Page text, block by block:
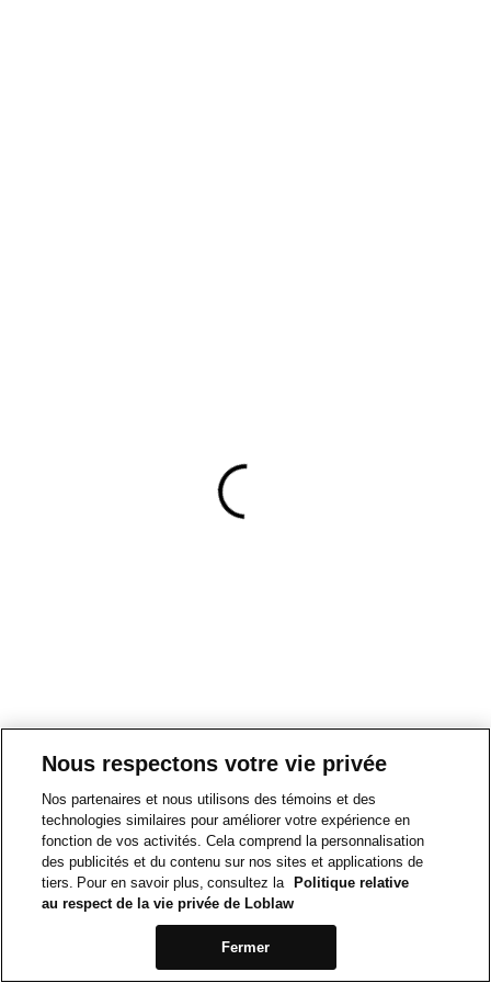
Nous respectons votre vie privée
Nos partenaires et nous utilisons des témoins et des
technologies similaires pour améliorer votre expérience en
fonction de vos activités. Cela comprend la personnalisation
des publicités et du contenu sur nos sites et applications de
tiers. Pour en savoir plus, consultez la
Politique relative
au respect de la vie privée de Loblaw
Fermer